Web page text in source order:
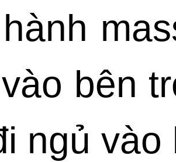
bên
ngủ vào